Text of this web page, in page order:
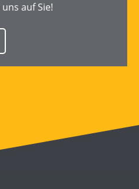
auf Sie!